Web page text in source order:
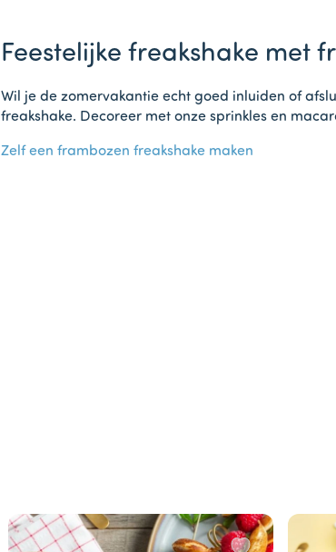
Feestelijke freakshake met
Wil je de zomervakantie echt goed inluiden of
freakshake. Decoreer met onze sprinkles en
Zelf een frambozen freakshake maken